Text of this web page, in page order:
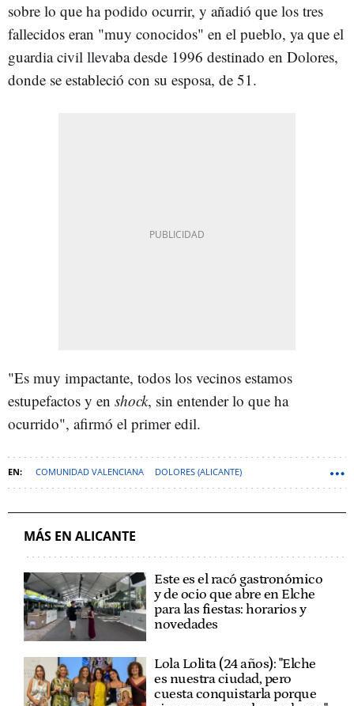
sobre lo que ha podido ocurrir, y añadió que los tres
fallecidos eran "muy conocidos" en el pueblo, ya que el
guardia civil llevaba desde 1996 destinado en Dolores,
donde se estableció con su esposa, de 51.
"Es muy impactante, todos los vecinos estamos
estupefactos y en shock, sin entender lo que ha
ocurrido", afirmó el primer edil.
COMUNIDAD VALENCIANA DOLORES (ALICANTE)
MÁS EN ALICANTE
Este es el racó gastronómico
y de ocio que abre en Elche
para las fiestas: horarios y
novedades
Lola Lolita (24 años): "Elche
es nuestra ciudad, pero
cuesta conquistarla porque